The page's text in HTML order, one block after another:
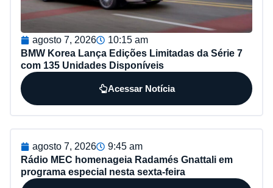
agosto 7, 2026
10:15 am
BMW Korea Lança Edições Limitadas da Série 7
com 135 Unidades Disponíveis
Acessar Notícia
agosto 7, 2026
9:45 am
Rádio MEC homenageia Radamés Gnattali em
programa especial nesta sexta-feira